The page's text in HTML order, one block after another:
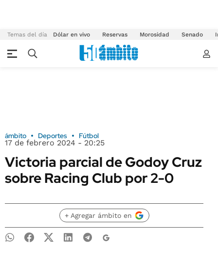
Temas del día Dólar en vivo Reservas Morosidad Senado
ámbito Deportes Fútbol
17 de febrero 2024 - 20:25
Victoria parcial de Godoy Cruz
sobre Racing Club por 2-0
+ Agregar ámbito en